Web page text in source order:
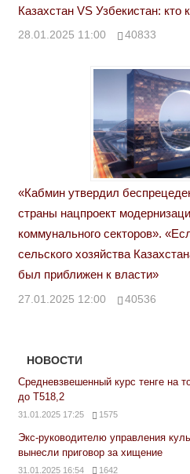
Казахстан VS Узбекистан: кто
28.01.2025 11:00 40833
«Кабмин утвердил
страны нацпроект
коммунального секторов».
сельского хозяйства
был приближен к власти»
27.01.2025 12:00 40536
НОВОСТИ
Средневзвешенный курс тенге на
до Т518,2
31.01.2025 17:25 1575
Экс-руководителю управления
вынесли приговор за хищение
31.01.2025 16:54 1642